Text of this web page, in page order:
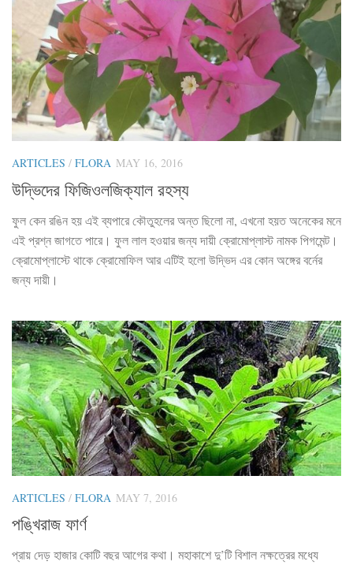
ARTICLES / FLORA MAY 16, 2016
উদ্ভিদের ফিজিওলজিক্যাল রহস্য
ফুল কেন রঙিন হয় এই ব্যপারে কৌতুহলের অন্ত ছিলো না, এখনো হয়ত অনেকের মনে
এই প্রশ্ন জাগতে পারে। ফুল লাল হওয়ার জন্য দায়ী ক্রোমোপ্লাস্ট নামক পিগমেন্ট।
ক্রোমোপ্লাস্টে থাকে ক্রোমোফিল আর এটিই হলো উদ্ভিদ এর কোন অঙ্গের বর্নের
জন্য দায়ী।
ARTICLES / FLORA MAY 7, 2016
পঙ্খিরাজ ফার্ণ
প্রায় দেড় হাজার কোটি বছর আগের কথা। মহাকাশে দু’টি বিশাল নক্ষত্রের মধ্যে